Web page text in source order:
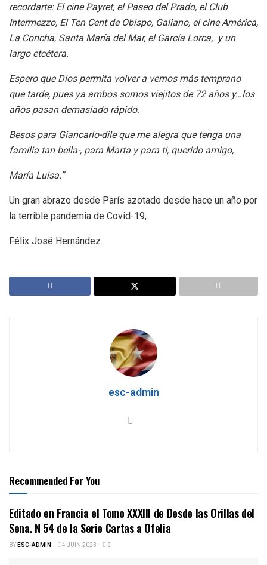
recordarte: El cine Payret, el Paseo del Prado, el Club
Intermezzo, El Ten Cent de Obispo, Galiano, el cine América,
La Concha, Santa María del Mar, el García Lorca, y un
largo etcétera.
Espero que Dios permita volver a vernos más temprano
que tarde, pues ya ambos somos viejitos de 72 años y…los
años pasan demasiado rápido.
Besos para Giancarlo-dile que me alegra que tenga una
familia tan bella-, para Marta y para ti, querido amigo,
María Luisa.”
Un gran abrazo desde París azotado desde hace un año por
la terrible pandemia de Covid-19,
Félix José Hernández.
esc-admin
Recommended For You
Editado en Francia el Tomo XXXIII de Desde las Orillas del
Sena. N 54 de la Serie Cartas a Ofelia
BYESC-ADMIN 4 JUIN 2023 0